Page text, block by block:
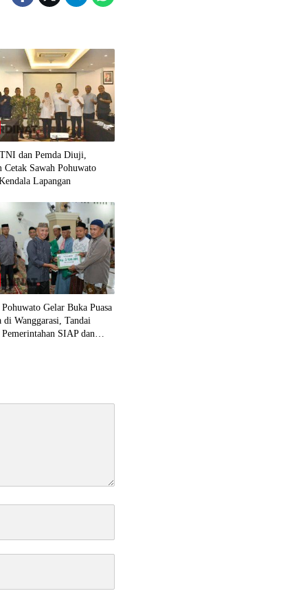
dan Pemda Diuji,
Cetak Sawah Pohuwato
Lapangan
Gelar Buka Puasa
di Wanggarasi, Tandai
Pemerintahan SIAP dan